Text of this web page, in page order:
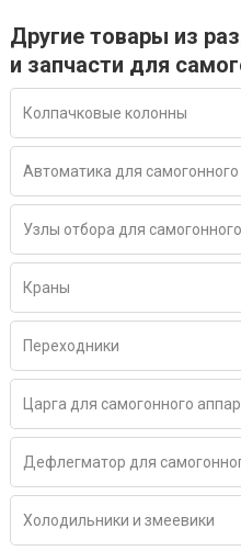
Другие товары из
и запчасти для
Колпачковые колонны
Автоматика для
Узлы отбора для
Краны
Переходники
Царга для самогонного
Дефлегматор для
Холодильники и змеевики